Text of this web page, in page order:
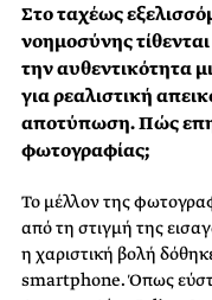
Στο ταχέως
νοημοσύνης
την αυθεντικότητα
για ρεαλιστική
αποτύπωση. Πώς
φωτογραφίας;
Το μέλλον της
από τη στιγμή της
η χαριστική βολή
smartphone. Όπως